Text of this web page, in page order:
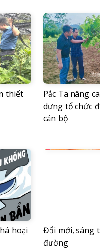
thiết
Pắc Ta nâng
dựng tổ chức
cán bộ
hoại
Đổi mới, sáng
đường